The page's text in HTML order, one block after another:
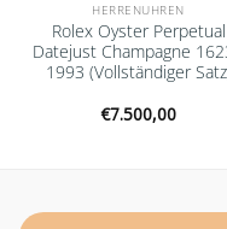
HERRENUHREN
Rolex Oyster Perpetual
Datejust Champagne
1993 (Vollständiger
€7.500,00